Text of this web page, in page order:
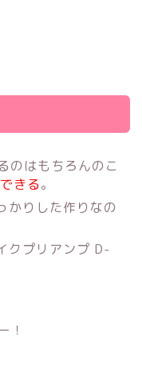
のはもちろんのこ
きる。
かりした作りなの
クプリアンプ D-
！